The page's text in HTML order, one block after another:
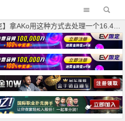
AKo用这种方式去处理一个16.4万刀的底池，盖哥悔死了吧？